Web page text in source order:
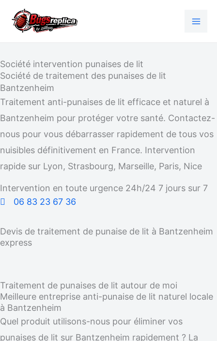
Société intervention punaises de lit
Société de traitement des punaises de lit
Bantzenheim
Traitement anti-punaises de lit efficace et naturel à
Bantzenheim pour protéger votre santé. Contactez-
nous pour vous débarrasser rapidement de tous vos
nuisibles définitivement en France. Intervention
rapide sur Lyon, Strasbourg, Marseille, Paris, Nice
Intervention en toute urgence 24h/24 7 jours sur 7
06 83 23 67 36
Devis de traitement de punaise de lit à Bantzenheim
express
Traitement de punaises de lit autour de moi
Meilleure entreprise anti-punaise de lit naturel locale
à Bantzenheim
Quel produit utilisons-nous pour éliminer vos
punaises de lit sur Bantzenheim rapidement ? La